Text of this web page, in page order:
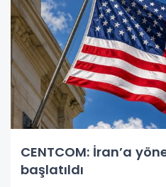
CENTCOM: İran’a
başlatıldı